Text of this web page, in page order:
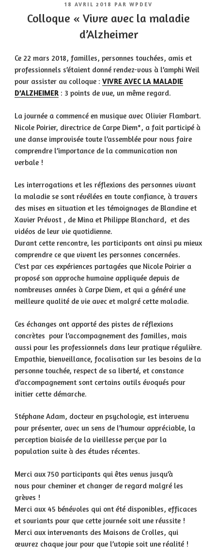
PUBLIÉ
18 AVRIL 2018 PAR WPDEV
Colloque « Vivre avec la maladie
d’Alzheimer
Ce 22 mars 2018, familles, personnes touchées, amis et
professionnels s’étaient donné rendez-vous à l’amphi Weil
pour assister au colloque : VIVRE AVEC LA MALADIE
D’ALZHEIMER : 3 points de vue, un même regard.
La journée a commencé en musique avec Olivier Flambart.
Nicole Poirier, directrice de Carpe Diem*, a fait participé à
une danse improvisée toute l’assemblée pour nous faire
comprendre l’importance de la communication non
verbale !
Les interrogations et les réflexions des personnes vivant
la maladie se sont révélées en toute confiance, à travers
des mises en situation et les témoignages de Blandine et
Xavier Prévost , de Mina et Philippe Blanchard, et des
vidéos de leur vie quotidienne.
Durant cette rencontre, les participants ont ainsi pu mieux
comprendre ce que vivent les personnes concernées.
C’est par ces expériences partagées que Nicole Poirier a
proposé son approche humaine appliquée depuis de
nombreuses années à Carpe Diem, et qui a généré une
meilleure qualité de vie avec et malgré cette maladie.
Ces échanges ont apporté des pistes de réflexions
concrètes pour l’accompagnement des familles, mais
aussi pour les professionnels dans leur pratique régulière.
Empathie, bienveillance, focalisation sur les besoins de la
personne touchée, respect de sa liberté, et constance
d’accompagnement sont certains outils évoqués pour
initier cette démarche.
Stéphane Adam, docteur en psychologie, est intervenu
pour présenter, avec un sens de l’humour appréciable, la
perception biaisée de la vieillesse perçue par la
population suite à des études récentes.
Merci aux 750 participants qui êtes venus jusqu’à
nous pour cheminer et changer de regard malgré les
grèves !
Merci aux 45 bénévoles qui ont été disponibles, efficaces
et souriants pour que cette journée soit une réussite !
Merci aux intervenants des Maisons de Crolles, qui
œuvrez chaque jour pour que l’utopie soit une réalité !